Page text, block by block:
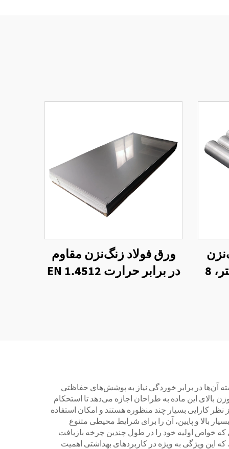
430 به قطر 6 میلی‌متر، 8
ورق فولاد زنگ‌نزن مقاوم
در برابر حرارت EN 1.4512
آن‌ها در برابر خوردگی نیاز به پوشش‌های حفاظتی
این ماده به طراحان اجازه می‌دهد تا استحکام
کارایی بسیار چند منظوره هستند و امکان استفاده
بالا و پایین، آن را برای شرایط محیطی متنوع
خواص اولیه خود را در طول چندین چرخه بازیافت
این ویژگی به ویژه در کاربردهای بهداشتی اهمیت